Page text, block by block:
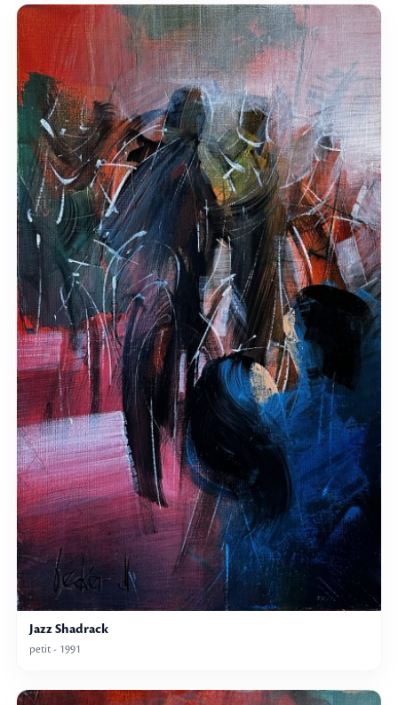
Jazz Shadrack
petit - 1991